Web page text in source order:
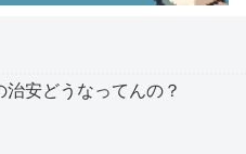
治安どうなってんの？